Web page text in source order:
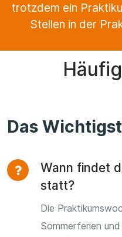
trotzdem ein
Stellen in der
Das
Wann findet
statt?
Die
Sommerferien